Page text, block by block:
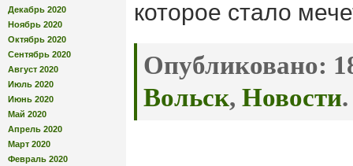
Декабрь 2020
Ноябрь 2020
Октябрь 2020
Сентябрь 2020
Август 2020
Июль 2020
Июнь 2020
Май 2020
Апрель 2020
Март 2020
Февраль 2020
которое стало
Опубликовано:
Вольск, Новости.